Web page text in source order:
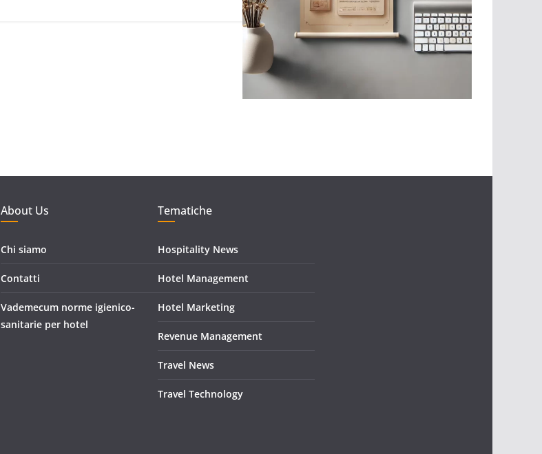
About Us
Chi siamo
Contatti
Vademecum norme igienico-
sanitarie per hotel
Tematiche
Hospitality News
Hotel Management
Hotel Marketing
Revenue Management
Travel News
Travel Technology